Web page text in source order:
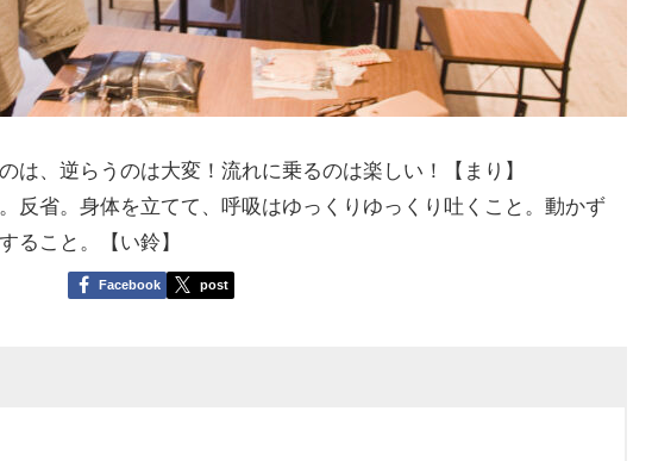
は、逆らうのは大変！流れに乗るのは楽しい！【まり】
反省。身体を立てて、呼吸はゆっくりゆっくり吐くこと。動かず
ること。【い鈴】
Facebook post